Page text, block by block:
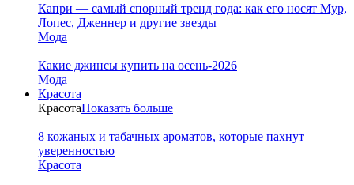
Капри — самый спорный тренд года: как его носят Мур,
Лопес, Дженнер и другие звезды
Мода
Какие джинсы купить на осень-2026
Мода
Красота
КрасотаПоказать больше
8 кожаных и табачных ароматов, которые пахнут
уверенностью
Красота